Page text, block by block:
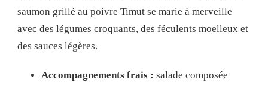
saumon grillé au poivre Timut se marie à merveille
avec des légumes croquants, des féculents moelleux et
des sauces légères.
Accompagnements frais : salade composée